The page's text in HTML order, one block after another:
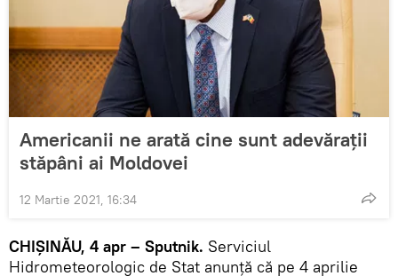
Americanii ne arată cine sunt adevărații
stăpâni ai Moldovei
12 Martie 2021, 16:34
CHIȘINĂU, 4 apr – Sputnik. Serviciul
Hidrometeorologic de Stat anunță că pe 4 aprilie